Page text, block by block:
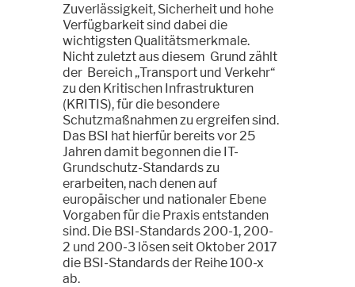
Zuverlässigkeit, Sicherheit und hohe
Verfügbarkeit sind dabei die
wichtigsten Qualitätsmerkmale.
Nicht zuletzt aus diesem Grund zählt
der Bereich „Transport und Verkehr“
zu den Kritischen Infrastrukturen
(KRITIS), für die besondere
Schutzmaßnahmen zu ergreifen sind.
Das BSI hat hierfür bereits vor 25
Jahren damit begonnen die IT-
Grundschutz-Standards zu
erarbeiten, nach denen auf
europäischer und nationaler Ebene
Vorgaben für die Praxis entstanden
sind. Die BSI-Standards 200-1, 200-
2 und 200-3 lösen seit Oktober 2017
die BSI-Standards der Reihe 100-x
ab.